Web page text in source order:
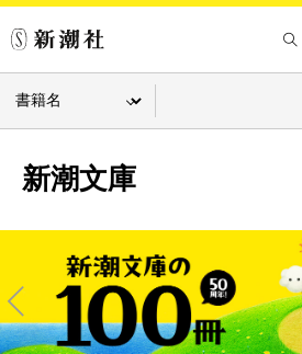
新潮文庫
Pre